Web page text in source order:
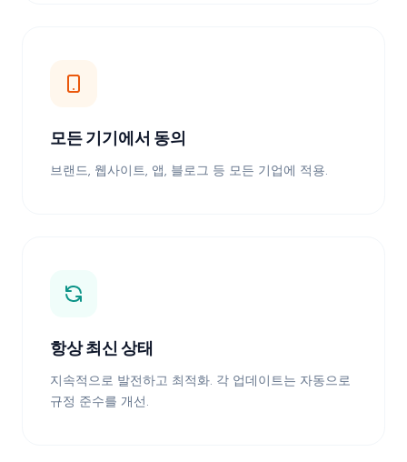
모든 기기에서 동의
브랜드, 웹사이트, 앱, 블로그 등 모든 기업에 적용.
항상 최신 상태
지속적으로 발전하고 최적화. 각 업데이트는 자동으로
규정 준수를 개선.